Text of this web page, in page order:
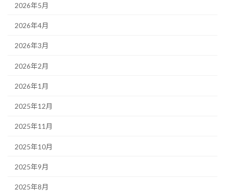
2026年5月
2026年4月
2026年3月
2026年2月
2026年1月
2025年12月
2025年11月
2025年10月
2025年9月
2025年8月